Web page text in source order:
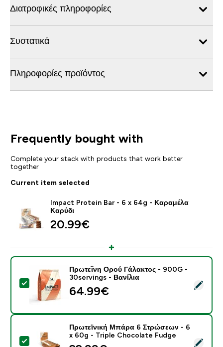
Διατροφικές πληροφορίες
Συστατικά
Πληροφορίες προϊόντος
Frequently bought with
Complete your stack with products that work better
together
Current item selected
Impact Protein Bar - 6 x 64g - Καραμέλα
Καρύδι
20.99€‎
Select this product - Πρωτεΐνη Ορού Γάλακτος -
Πρωτεΐνη Ορού Γάλακτος - 900G -
30servings - Βανίλια
64.99€‎
Select this product - Πρωτεϊνική Μπάρα 6
Πρωτεϊνική Μπάρα 6 Στρώσεων - 6
x 60g - Triple Chocolate Fudge